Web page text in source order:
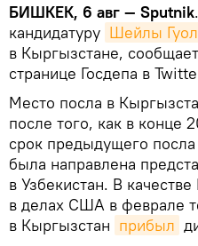
БИШКЕК, 6 авг — Sputnik
кандидатуру Шейлы
в Кыргызстане,
странице Госдепа в
Место посла в
после того, как в конце
срок предыдущего
была направлена
в Узбекистан. В
в делах США в феврале
в Кыргызстан прибыл